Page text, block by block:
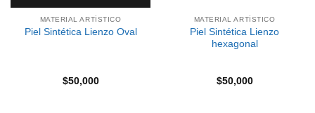
MATERIAL ARTÍSTICO
Piel Sintética Lienzo Oval
$50,000
MATERIAL ARTÍSTICO
Piel Sintética Lienzo
hexagonal
$50,000